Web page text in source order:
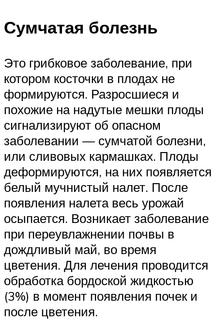
Сумчатая болезнь
Это грибковое заболевание, при
котором косточки в плодах не
формируются. Разросшиеся и
похожие на надутые мешки плоды
сигнализируют об опасном
заболевании — сумчатой болезни,
или сливовых кармашках. Плоды
деформируются, на них появляется
белый мучнистый налет. После
появления налета весь урожай
осыпается. Возникает заболевание
при переувлажнении почвы в
дождливый май, во время
цветения. Для лечения проводится
обработка бордоской жидкостью
(3%) в момент появления почек и
после цветения.